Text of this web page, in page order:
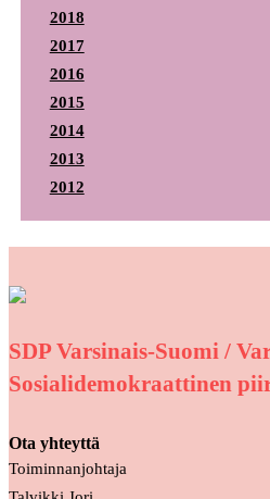
2018
2017
2016
2015
2014
2013
2012
SDP Varsinais-Suomi /
Sosialidemokraattinen
Ota yhteyttä
Toiminnanjohtaja